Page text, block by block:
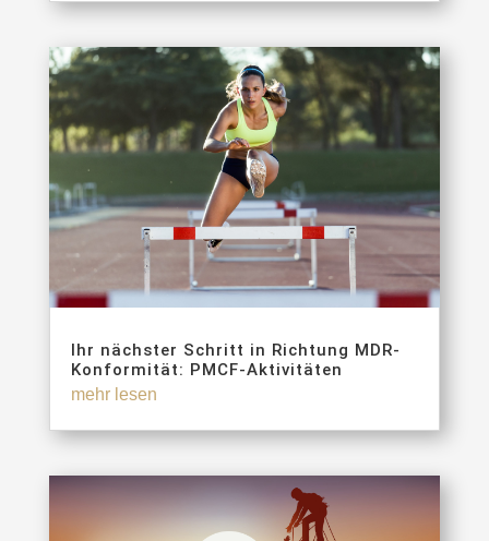
Ihr nächster Schritt in Richtung MDR-
Konformität: PMCF-Aktivitäten
mehr lesen